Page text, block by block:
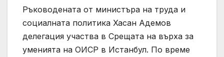
Ръководената от министъра на труда и
социалната политика Хасан Адемов
делегация участва в Срещата на върха за
уменията на ОИСР в Истанбул. По време